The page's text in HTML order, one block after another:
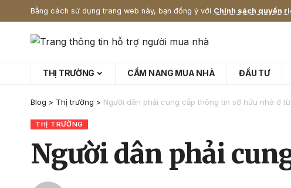
Bằng cách sử dụng trang web này, bạn đồng ý với Chính sách quyền
THỊ TRƯỜNG CẨM NANG MUA NHÀ ĐẦU TƯ
Blog > Thị trường > Người dân phải cung cấp thông tin sở hữu nhà ở
THỊ TRƯỜNG
Người dân phải